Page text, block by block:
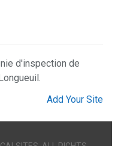
d'inspection de
Add Your Site